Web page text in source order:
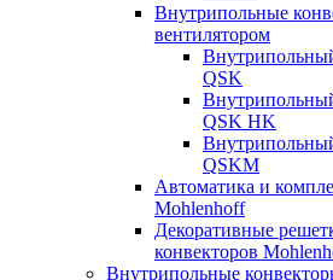
Внутрипольные
вентилятором
QSK
QSK HK
QSKM
Автоматика и
Mohlenhoff
Декоративные
конвекторов
Внутрипольные